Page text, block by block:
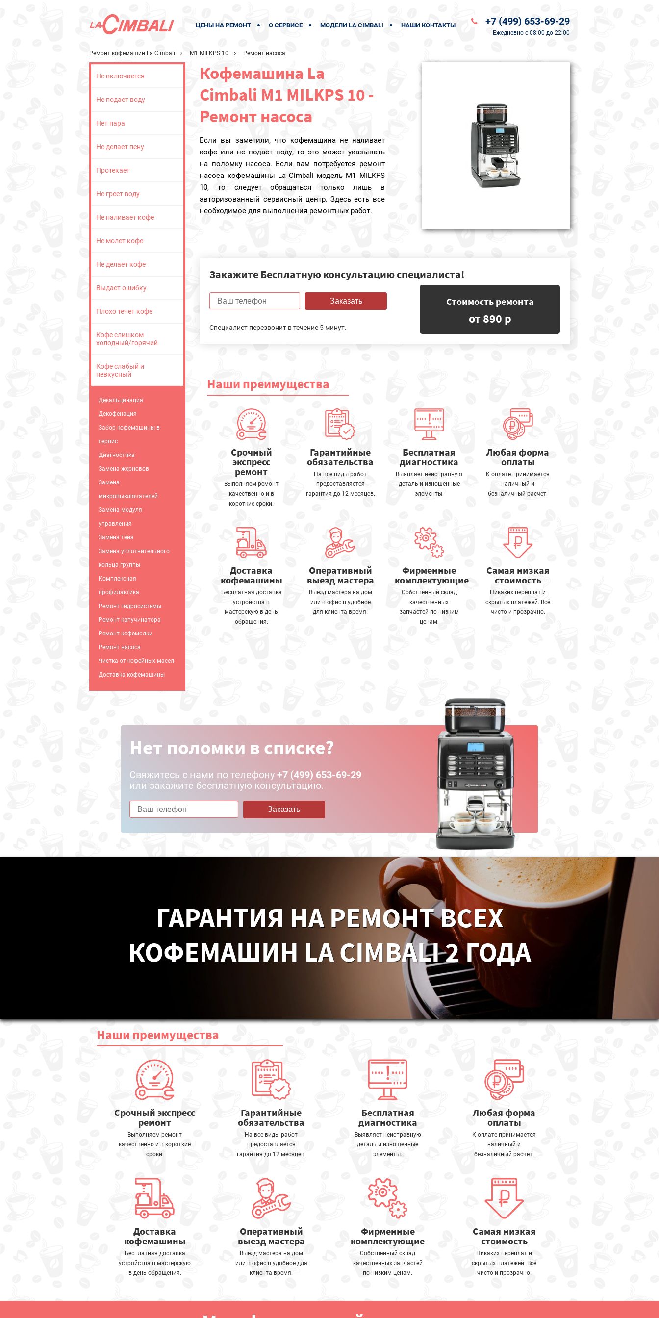
ЦЕНЫ НА РЕМОНТ О СЕРВИСЕ МОДЕЛИ LA CIMBALI НАШИ КОНТАКТЫ +7 (499) 653-69-29
Ежедневно с 08:00 до 22:00
Ремонт кофемашин La Cimbali M1 MILKPS 10 Ремонт насоса
Не включается
Не подает воду
Нет пара
Не делает пену
Протекает
Не греет воду
Не наливает кофе
Не молет кофе
Не делает кофе
Выдает ошибку
Плохо течет кофе
Кофе слишком
холодный/горячий
Кофе слабый и
невкусный
Декальцинация
Декофенация
Забор кофемашины в
сервис
Диагностика
Замена жерновов
Замена
микровыключателей
Замена модуля
управления
Замена тена
Замена уплотнительного
кольца группы
Комплексная
профилактика
Ремонт гидросистемы
Ремонт капучинатора
Ремонт кофемолки
Ремонт насоса
Чистка от кофейных масел
Доставка кофемашины
Кофемашина La
Cimbali M1 MILKPS 10 -
Ремонт насоса
Если вы заметили, что кофемашина не наливает
кофе или не подает воду, то это может указывать
на поломку насоса. Если вам потребуется ремонт
насоса кофемашины La Cimbali модель M1 MILKPS
10, то следует обращаться только лишь в
авторизованный сервисный центр. Здесь есть все
необходимое для выполнения ремонтных работ.
Закажите Бесплатную консультацию специалиста!
Стоимость ремонта
от 890 р
Заказать
Специалист перезвонит в течение 5 минут.
Наши преимущества
Срочный
экспресс
ремонт
Выполняем ремонт
качественно и в
короткие сроки.
Гарантийные
обязательства
На все виды работ
предоставляется
гарантия до 12 месяцев.
Бесплатная
диагностика
Выявляет неисправную
деталь и изношенные
элементы.
Любая форма
оплаты
К оплате принимается
наличный и
безналичный расчет.
Доставка
кофемашины
Бесплатная доставка
устройства в
мастерскую в день
обращения.
Оперативный
выезд мастера
Выезд мастера на дом
или в офис в удобное
для клиента время.
Фирменные
комплектующие
Собственный склад
качественных
запчастей по низким
ценам.
Самая низкая
стоимость
Никаких переплат и
скрытых платежей. Всё
чисто и прозрачно.
Нет поломки в списке?
Свяжитесь с нами по телефону +7 (499) 653-69-29
или закажите бесплатную консультацию.
Заказать
ГАРАНТИЯ НА РЕМОНТ ВСЕХ
КОФЕМАШИН LA CIMBALI 2 ГОДА
Наши преимущества
Срочный экспресс
ремонт
Выполняем ремонт
качественно и в короткие
сроки.
Гарантийные
обязательства
На все виды работ
предоставляется
гарантия до 12 месяцев.
Бесплатная
диагностика
Выявляет неисправную
деталь и изношенные
элементы.
Любая форма
оплаты
К оплате принимается
наличный и
безналичный расчет.
Доставка
кофемашины
Бесплатная доставка
устройства в мастерскую
в день обращения.
Оперативный
выезд мастера
Выезд мастера на дом
или в офис в удобное для
клиента время.
Фирменные
комплектующие
Собственный склад
качественных запчастей
по низким ценам.
Самая низкая
стоимость
Никаких переплат и
скрытых платежей. Всё
чисто и прозрачно.